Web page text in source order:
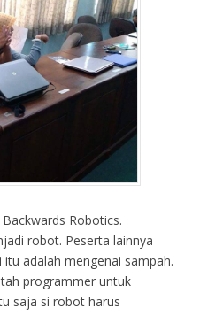
Robotics.
robot. Peserta lainnya
adalah mengenai sampah.
programmer untuk
saja si robot harus